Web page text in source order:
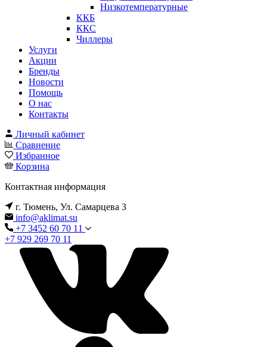
Низкотемпературные
ККБ
ККС
Чиллеры
Услуги
Акции
Бренды
Новости
Помощь
О нас
Контакты
Личный кабинет
Сравнение
Избранное
Корзина
Контактная информация
г. Тюмень, Ул. Самарцева 3
info@aklimat.su
+7 3452 60 70 11
+7 929 269 70 11